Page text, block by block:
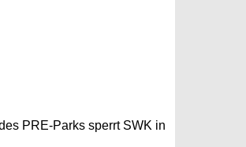
PRE-Parks sperrt SWK in